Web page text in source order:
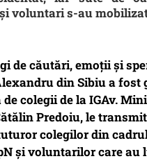
voluntari s-au
de căutări, emoţii şi
din Sibiu a fost
colegii de la IGAv.
Predoiu, le
colegilor din
şi voluntarilor care au